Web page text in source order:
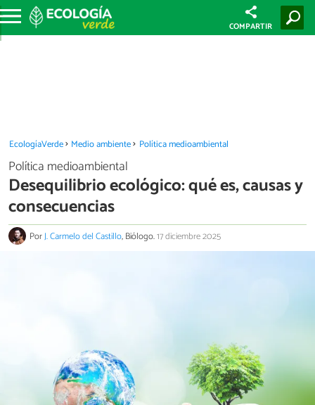
COMPARTIR
EcologíaVerde Medio ambiente Política medioambiental
Política medioambiental
Desequilibrio ecológico: qué es, causas y
consecuencias
PorJ. Carmelo del Castillo, Biólogo.17 diciembre 2025